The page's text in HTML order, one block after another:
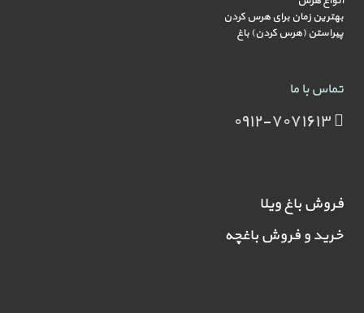
بهترین زمان برای هرس کردن
پیراستن (هرس کردن) باغ
تماس با ما
فروش باغ ویلا
خرید و فروش باغچه